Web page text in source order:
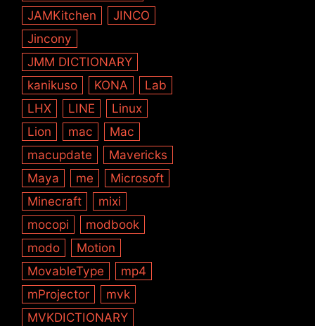
JAMKitchen
JINCO
Jincony
JMM DICTIONARY
kanikuso
KONA
Lab
LHX
LINE
Linux
Lion
mac
Mac
macupdate
Mavericks
Maya
me
Microsoft
Minecraft
mixi
mocopi
modbook
modo
Motion
MovableType
mp4
mProjector
mvk
MVKDICTIONARY